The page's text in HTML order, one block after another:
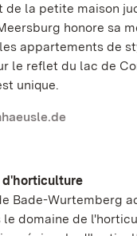
de la petite maison
honore sa
appartements de
le reflet du lac de
unique.
d'horticulture
Bade-Wurtemberg
le domaine de